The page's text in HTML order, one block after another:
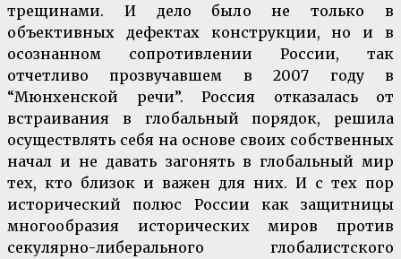
трещинами. И дело было не только в
объективных дефектах конструкции, но и в
осознанном сопротивлении России, так
отчетливо прозвучавшем в 2007 году в
“Мюнхенской речи”. Россия отказалась от
встраивания в глобальный порядок, решила
осуществлять себя на основе своих собственных
начал и не давать загонять в глобальный мир
тех, кто близок и важен для них. И с тех пор
исторический полюс России как защитницы
многообразия исторических миров против
секулярно-либерального глобалистского